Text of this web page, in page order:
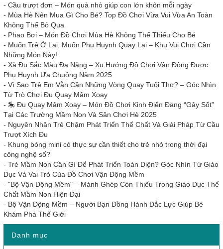
- Cầu trượt đơn – Món quà nhỏ giúp con lớn khôn mỗi ngày
- Mùa Hè Nên Mua Gì Cho Bé? Top Đồ Chơi Vừa Vui Vừa An Toàn
Không Thể Bỏ Qua
- Phao Bơi – Món Đồ Chơi Mùa Hè Không Thể Thiếu Cho Bé
- Muốn Trẻ Ở Lại, Muốn Phụ Huynh Quay Lại – Khu Vui Chơi Cần
Những Món Này!
- Xà Đu Sắc Màu Đa Năng – Xu Hướng Đồ Chơi Vận Động Được
Phụ Huynh Ưa Chuộng Năm 2025
- Vì Sao Trẻ Em Vẫn Cần Những Vòng Quay Tuổi Thơ? – Góc Nhìn
Từ Trò Chơi Đu Quay Mâm Xoay
- 🎠 Đu Quay Mâm Xoay – Món Đồ Chơi Kinh Điển Đang “Gây Sốt”
Tại Các Trường Mầm Non Và Sân Chơi Hè 2025
- Nguyên Nhân Trẻ Chậm Phát Triển Thể Chất Và Giải Pháp Từ Cầu
Trượt Xích Đu
- Khung bóng mini có thực sự cần thiết cho trẻ nhỏ trong thời đại
công nghệ số?
- Trẻ Mầm Non Cần Gì Để Phát Triển Toàn Diện? Góc Nhìn Từ Giáo
Dục Và Vai Trò Của Đồ Chơi Vận Động Mềm
- "Bộ Vận Động Mềm" – Mảnh Ghép Còn Thiếu Trong Giáo Dục Thể
Chất Mầm Non Hiện Đại
- Bộ Vận Động Mềm – Người Bạn Đồng Hành Đắc Lực Giúp Bé
Khám Phá Thế Giới
Danh mục